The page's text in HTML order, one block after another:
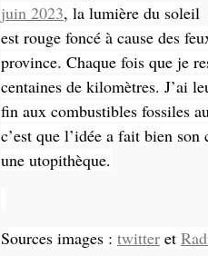
juin 2023, la lumière du soleil
est rouge foncé à cause des
province. Chaque fois que je
centaines de kilomètres. J’ai
fin aux combustibles fossiles
c’est que l’idée a fait bien
une utopithèque.
Sources images : twitter et